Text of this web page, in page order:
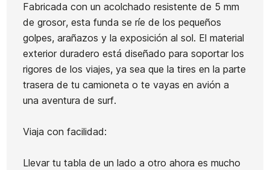
Fabricada con un acolchado resistente de 5 mm
de grosor, esta funda se ríe de los pequeños
golpes, arañazos y la exposición al sol. El material
exterior duradero está diseñado para soportar los
rigores de los viajes, ya sea que la tires en la parte
trasera de tu camioneta o te vayas en avión a
una aventura de surf.
Viaja con facilidad:
Llevar tu tabla de un lado a otro ahora es mucho